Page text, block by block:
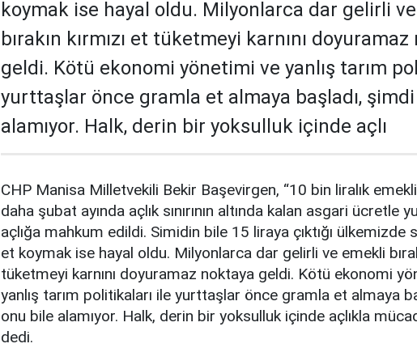
koymak ise hayal oldu. Milyonlarca dar gelirli
bırakın kırmızı et tüketmeyi karnını
geldi. Kötü ekonomi yönetimi ve yanlış tarım
yurttaşlar önce gramla et almaya başladı,
alamıyor. Halk, derin bir yoksulluk içinde açlı
CHP Manisa Milletvekili Bekir Başevirgen, “10 bin liralık
daha şubat ayında açlık sınırının altında kalan asgari ücretle
açlığa mahkum edildi. Simidin bile 15 liraya çıktığı ülkemizde
et koymak ise hayal oldu. Milyonlarca dar gelirli ve emekli
tüketmeyi karnını doyuramaz noktaya geldi. Kötü ekonomi
yanlış tarım politikaları ile yurttaşlar önce gramla et almaya
onu bile alamıyor. Halk, derin bir yoksulluk içinde açlıkla
dedi.